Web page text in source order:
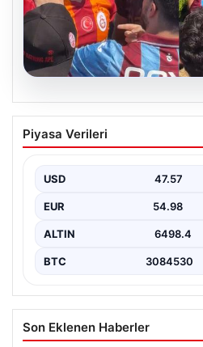
05.08.2026
Mohamed Salah’ı
Galatasaraylı taraftarı
Piyasa Verileri
USD 47.57
EUR 54.98
ALTIN 6498.4
BTC 3084530
Son Eklenen Haberler